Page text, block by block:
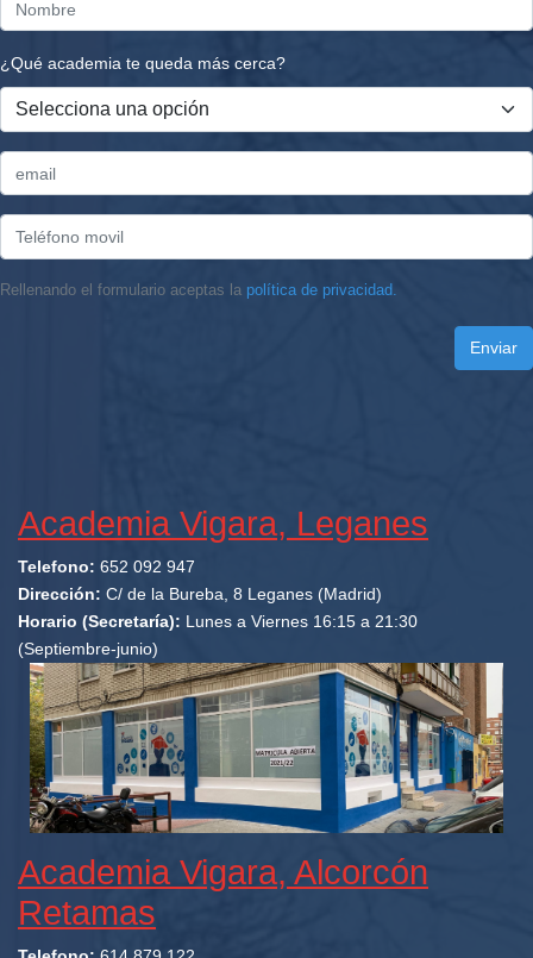
¿Qué academia te queda más cerca?
Rellenando el formulario aceptas la política de privacidad.
Enviar
Academia Vigara, Leganes
Telefono: 652 092 947
Dirección: C/ de la Bureba, 8 Leganes (Madrid)
Horario (Secretaría): Lunes a Viernes 16:15 a 21:30
(Septiembre-junio)
Academia Vigara, Alcorcón
Retamas